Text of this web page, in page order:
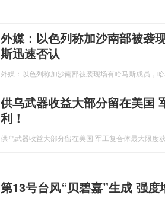
外媒：以色列称加沙南部被袭
斯迅速否认
外媒：以色列称加沙南部被袭现场有哈马斯成员，
供乌武器收益大部分留在美国
利！
供乌武器收益大部分留在美国 军工复合体最大限度
第13号台风“贝碧嘉”生成 强度